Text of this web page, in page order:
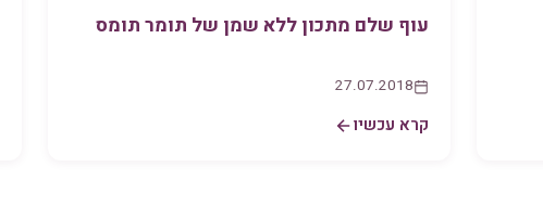
עוף שלם מתכון ללא שמן של תומר תומס
27.07.2018
קרא עכשיו